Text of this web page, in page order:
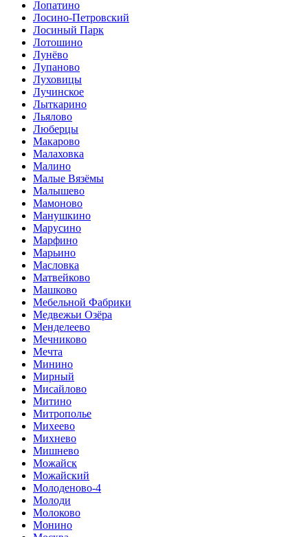
Лопатино
Лосино-Петровский
Лосиный Парк
Лотошино
Лунёво
Лупаново
Луховицы
Лучинское
Лыткарино
Льялово
Люберцы
Макарово
Малаховка
Малино
Малые Вязёмы
Малышево
Мамоново
Манушкино
Марусино
Марфино
Марьино
Масловка
Матвейково
Машково
Мебельной Фабрики
Медвежьи Озёра
Менделеево
Мечниково
Мечта
Минино
Мирный
Мисайлово
Митино
Митрополье
Михеево
Михнево
Мишнево
Можайск
Можайский
Молоденово-4
Молоди
Молоково
Монино